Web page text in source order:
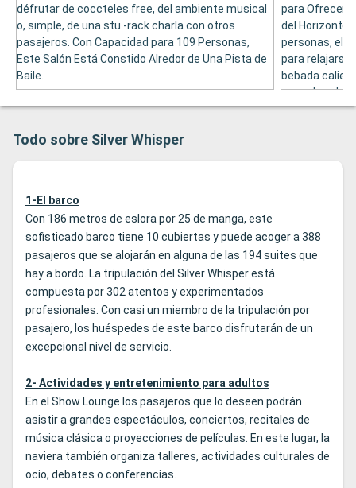
défrutar de coccteles free, del ambiente musical
o, simple, de una stu -rack charla con otros
pasajeros. Con Capacidad para 109 Personas,
Este Salón Está Constido Alredor de Una Pista de
Baile.
para Ofrecer
del Horizonte.
personas, el
para
bebada
escachar de
y, admás,
Todo sobre Silver Whisper
1-El barco
Con 186 metros de eslora por 25 de manga, este
sofisticado barco tiene 10 cubiertas y puede acoger a 388
pasajeros que se alojarán en alguna de las 194 suites que
hay a bordo. La tripulación del Silver Whisper está
compuesta por 302 atentos y experimentados
profesionales. Con casi un miembro de la tripulación por
pasajero, los huéspedes de este barco disfrutarán de un
excepcional nivel de servicio.
2- Actividades y entretenimiento para adultos
En el Show Lounge los pasajeros que lo deseen podrán
asistir a grandes espectáculos, conciertos, recitales de
música clásica o proyecciones de películas. En este lugar, la
naviera también organiza talleres, actividades culturales de
ocio, debates o conferencias.